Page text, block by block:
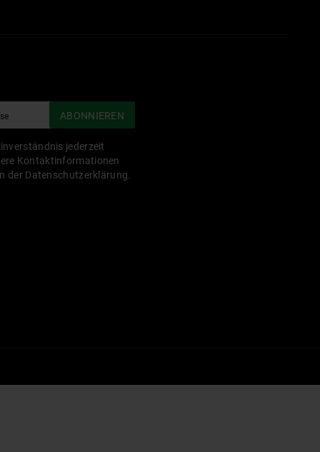
ABONNIEREN
jederzeit
Kontaktinformationen
der Datenschutzerklärung.